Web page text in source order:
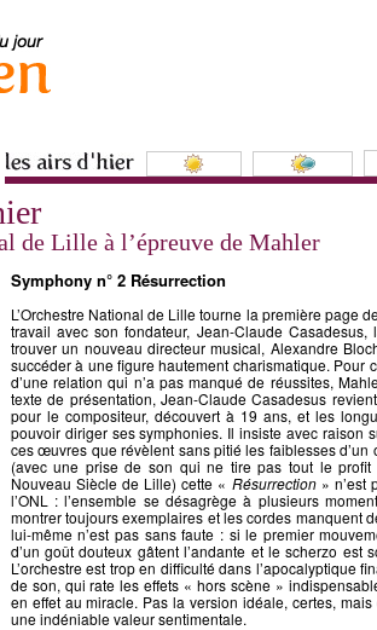
de Lille à l’épreuve de Mahler
Symphony n° 2 Résurrection
L’Orchestre National de Lille tourne la première page
travail avec son fondateur, Jean-Claude
trouver un nouveau directeur musical, Alexandre
succéder à une figure hautement charismatique. Pour
d’une relation qui n’a pas manqué de réussites,
texte de présentation, Jean-Claude Casadesus
pour le compositeur, découvert à 19 ans, et les
pouvoir diriger ses symphonies. Il insiste avec raison
ces œuvres que révèlent sans pitié les faiblesses d’un
(avec une prise de son qui ne tire pas tout le profit
Nouveau Siècle de Lille) cette « Résurrection» n’est
l’ONL : l’ensemble se désagrège à plusieurs
montrer toujours exemplaires et les cordes manquent
lui-même n’est pas sans faute : si le premier
d’un goût douteux gâtent l’andante et le scherzo est
L’orchestre est trop en difficulté dans l’apocalyptique
de son, qui rate les effets « hors scène »
en effet au miracle. Pas la version idéale, certes,
une indéniable valeur sentimentale.